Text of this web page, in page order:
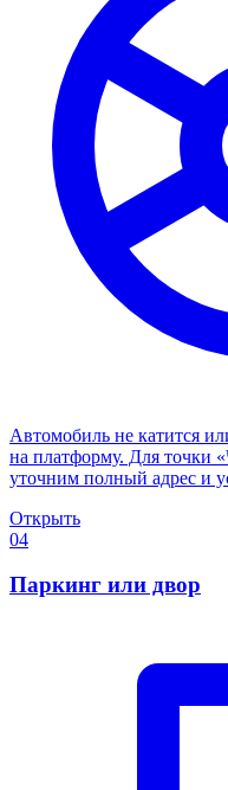
Автомобиль не катится
на платформу. Для точки
уточним полный адрес и
Открыть
04
Паркинг или двор